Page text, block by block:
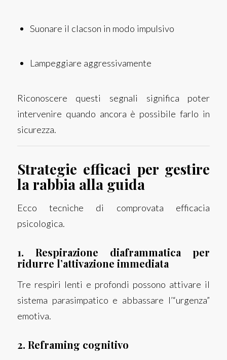
Suonare il clacson in modo impulsivo
Lampeggiare aggressivamente
Riconoscere questi segnali significa poter
intervenire quando ancora è possibile farlo in
sicurezza.
Strategie efficaci per gestire
la rabbia alla guida
Ecco tecniche di comprovata efficacia
psicologica.
1. Respirazione diaframmatica per
ridurre l’attivazione immediata
Tre respiri lenti e profondi possono attivare il
sistema parasimpatico e abbassare l’“urgenza”
emotiva.
2. Reframing cognitivo